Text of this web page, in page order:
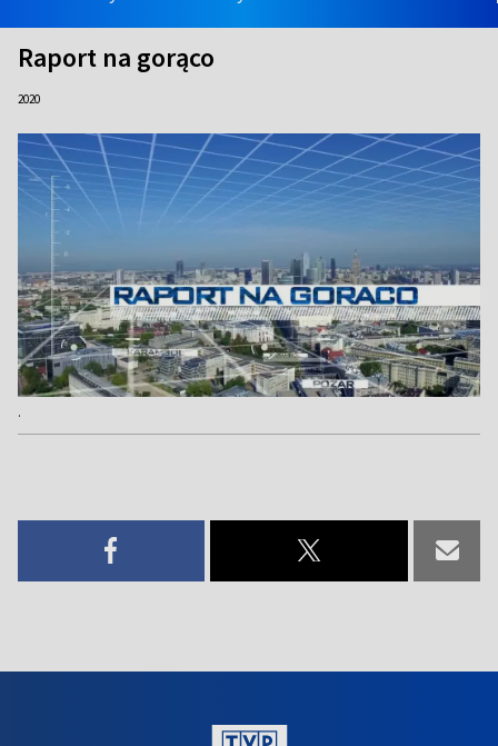
Raport na gorąco
2020
.